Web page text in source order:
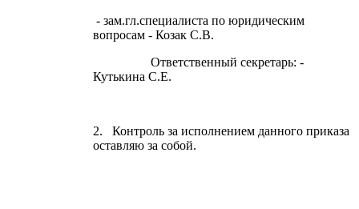
- зам.гл.специалиста по юридическим
вопросам - Козак С.В.
Ответственный секретарь: -
Кутькина С.Е.
2. Контроль за исполнением данного приказа
оставляю за собой.